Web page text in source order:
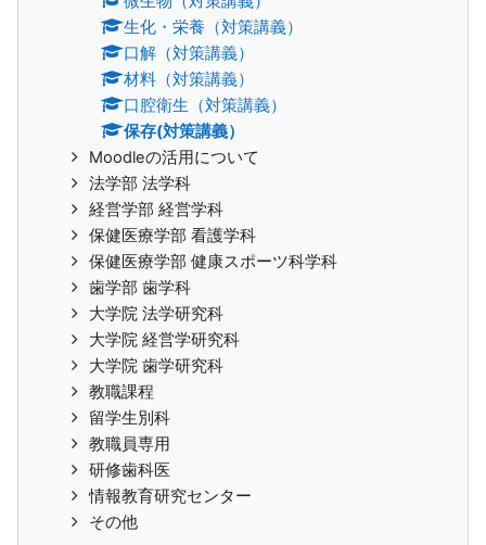
生化・栄養（対策講義）
口解（対策講義）
材料（対策講義）
口腔衛生（対策講義）
保存(対策講義）
Moodleの活用について
法学部 法学科
経営学部 経営学科
保健医療学部 看護学科
保健医療学部 健康スポーツ科学科
歯学部 歯学科
大学院 法学研究科
大学院 経営学研究科
大学院 歯学研究科
教職課程
留学生別科
教職員専用
研修歯科医
情報教育研究センター
その他